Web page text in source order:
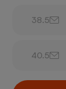
38.5
40.5